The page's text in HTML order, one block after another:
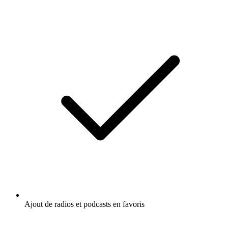
Ajout de radios et podcasts en favoris